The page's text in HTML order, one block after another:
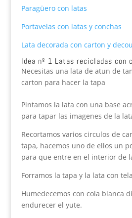
Paragüero con latas
Portavelas con latas y conchas
Lata decorada con carton y
Idea nº 1 Latas recicladas con
Necesitas una lata de atun de
carton para hacer la tapa
Pintamos la lata con una base
para tapar las imagenes de la
Recortamos varios circulos de
tapa, hacemos uno de ellos un
para que entre en el interior de
Forramos la tapa y la lata con
Humedecemos con cola blanca
endurecer el yute.